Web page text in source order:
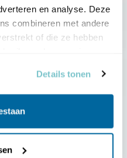
en analyse. Deze
combineren met andere
of die ze hebben
Details tonen
€ 36,00 per jaar